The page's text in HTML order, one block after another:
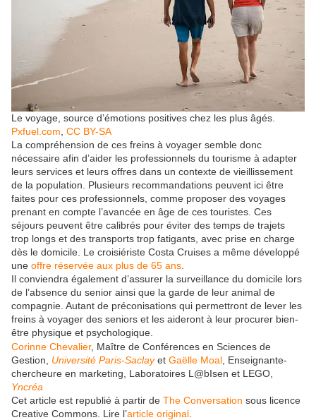
Le voyage, source d’émotions positives chez les plus âgés.
Pxfuel.com CC BY-SA
La compréhension de ces freins à voyager semble donc
nécessaire afin d’aider les professionnels du tourisme à adapter
leurs services et leurs offres dans un contexte de vieillissement
de la population. Plusieurs recommandations peuvent ici être
faites pour ces professionnels, comme proposer des voyages
prenant en compte l’avancée en âge de ces touristes. Ces
séjours peuvent être calibrés pour éviter des temps de trajets
trop longs et des transports trop fatigants, avec prise en charge
dès le domicile. Le croisiériste Costa Cruises a même développé
une offre réservée aux plus de 65 ans
Il conviendra également d’assurer la surveillance du domicile lors
de l’absence du senior ainsi que la garde de leur animal de
compagnie. Autant de préconisations qui permettront de lever les
freins à voyager des seniors et les aideront à leur procurer bien-
être physique et psychologique.
Corinne Chevalier, Maître de Conférences en Sciences de
Gestion, Université Paris-Saclayet Gaëlle Moal , Enseignante-
chercheure en marketing, Laboratoires L@bIsen et LEGO,
Yncréa
Cet article est republié à partir de The Conversation sous licence
Creative Commons. Lire l’article original